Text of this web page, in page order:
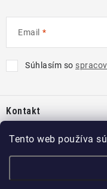
Tento web používa
Email
Súhlasím so
pKontakt
info @
+421 918 725
Kategórie